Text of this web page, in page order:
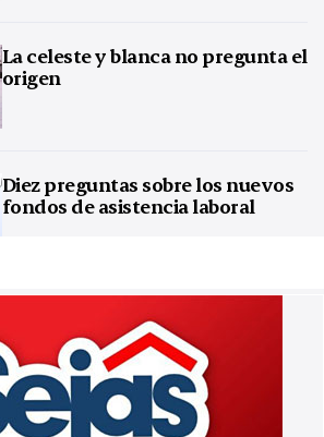
La celeste y blanca no pregunta el
origen
Diez preguntas sobre los nuevos
fondos de asistencia laboral